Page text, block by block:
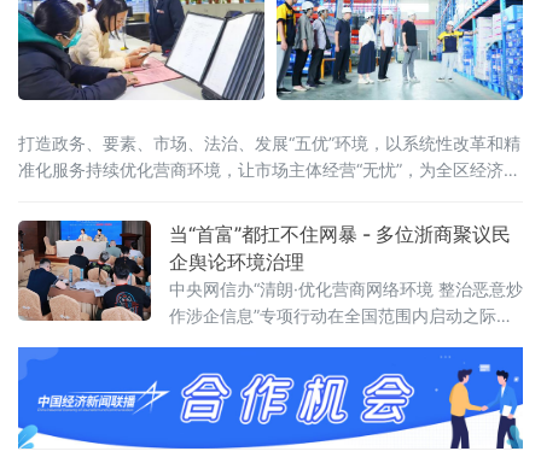
打造政务、要素、市场、法治、发展“五优”环境，以系统性改革和精
准化服务持续优化营商环境，让市场主体经营“无忧”，为全区经济高
创新激活创新引擎“过去申报高新技术企业，得先自掏腰包申专利、
备材料，资金压力特别大。现
当“首富”都扛不住网暴 - 多位浙商聚议民
企舆论环境治理
中央网信办“清朗·优化营商网络环境 整治恶意炒
作涉企信息”专项行动在全国范围内启动之际，
在杭州召开。10余家中央及地方新闻媒体代
表，以及来自经济、法律、传媒等领域的专家
学者，与多位浙江民营企业家齐聚一堂，直面
一个不容回避的现实：网络暴力正成为民营经